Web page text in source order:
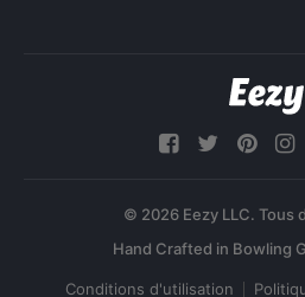
© 2026 Eezy LLC. Tous
Conditions d'utilisation